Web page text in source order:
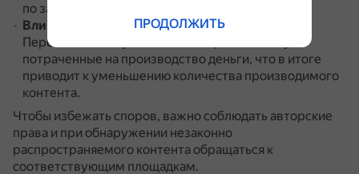
по запросу.
Влияние на производство нового контента
Перезаливы могут мешать авторам отбить уже
потраченные на производство деньги, что в итоге
приводит к уменьшению количества производимого
контента.
Чтобы избежать споров, важно соблюдать авторские
права и при обнаружении незаконно
распространяемого контента обращаться к
соответствующим площадкам.
ПРОДОЛЖИТЬ